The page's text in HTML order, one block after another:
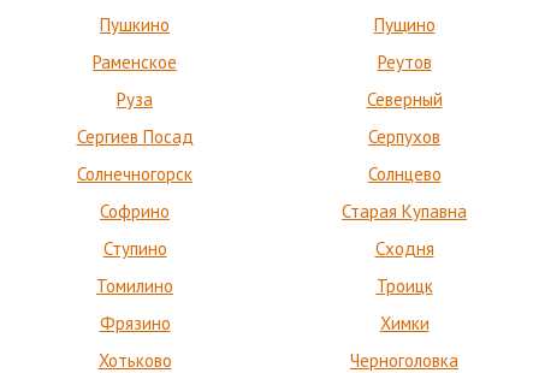
Пушкино
Пущино
Раменское
Реутов
Руза
Северный
Сергиев Посад
Серпухов
Солнечногорск
Солнцево
Софрино
Старая Купавна
Ступино
Сходня
Томилино
Троицк
Фрязино
Химки
Хотьково
Черноголовка